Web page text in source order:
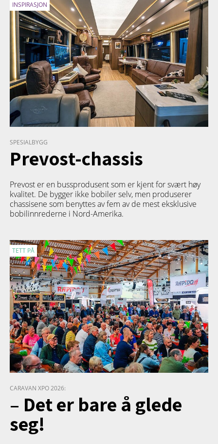
INSPIRASJON
SPESIALBYGG
Prevost-chassis
Prevost er en bussprodusent som er kjent for svært høy
kvalitet. De bygger ikke bobiler selv, men produserer
chassisene som benyttes av fem av de mest eksklusive
bobilinnrederne i Nord-Amerika.
TETT PÅ
CARAVAN XPO 2026:
– Det er bare å glede
seg!